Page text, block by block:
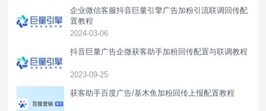
企业微信客服抖音巨量引擎广告加粉引流联调回传配
置教程
2024-03-06
抖音巨量广告企微获客助手加粉回传配置与联调教程
2023-09-25
获客助手百度广告/基木鱼加粉回传上报配置教程